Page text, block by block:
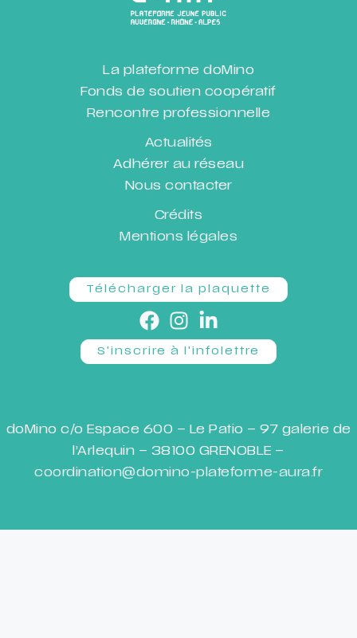
La plateforme doMino
Fonds de soutien coopératif
Rencontre professionnelle
Actualités
Adhérer au réseau
Nous contacter
Crédits
Mentions légales
Télécharger la plaquette
S'inscrire à l'infolettre
doMino c/o Espace 600 – Le Patio – 97 galerie de
l’Arlequin – 38100 GRENOBLE –
coordination@domino-plateforme-aura.fr